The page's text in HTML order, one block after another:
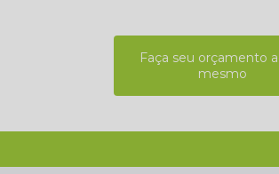
Faça seu orçamento
mesmo